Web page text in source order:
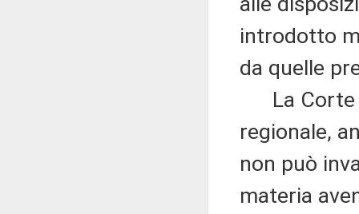
introdotto
da quelle
La Corte
regionale,
non può
materia